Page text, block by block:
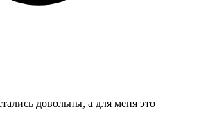
довольны, а для меня это